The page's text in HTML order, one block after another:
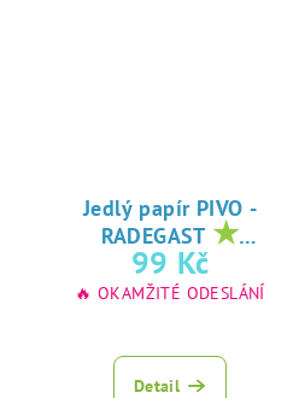
Jedlý papír PIVO -
RADEGAST ★
oblíbený tisk na
jedlý papír
99 Kč
🔥 OKAMŽITÉ ODESLÁNÍ
Detail